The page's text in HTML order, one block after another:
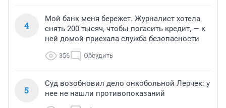
4
Мой банк меня бережет. Журналист хотела
снять 200 тысяч, чтобы погасить кредит, — к
ней домой приехала служба безопасности
356 Обсудить
5
Суд возобновил дело онкобольной Лерчек: у
нее не нашли противопоказаний